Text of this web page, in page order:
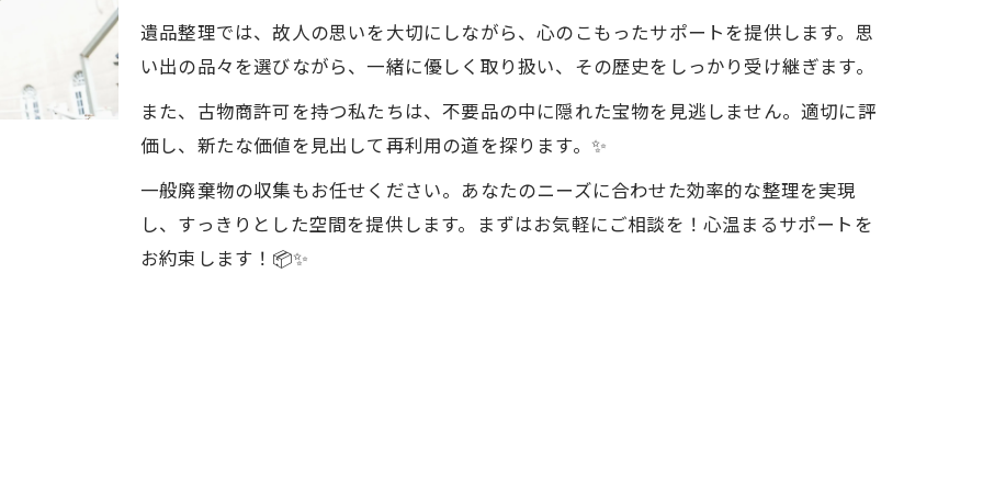
遺品整理では、故人の思いを大切にしながら、心のこもったサポートを提供します。思
い出の品々を選びながら、一緒に優しく取り扱い、その歴史をしっかり受け継ぎます。
また、古物商許可を持つ私たちは、不要品の中に隠れた宝物を見逃しません。適切に評
価し、新たな価値を見出して再利用の道を探ります。✨
一般廃棄物の収集もお任せください。あなたのニーズに合わせた効率的な整理を実現
し、すっきりとした空間を提供します。まずはお気軽にご相談を！心温まるサポートを
お約束します！📦✨